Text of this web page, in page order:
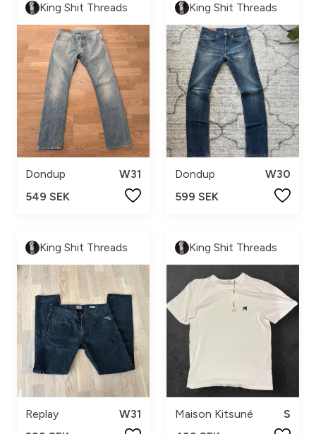
King Shit Threads
Dondup
W31
549 SEK
King Shit Threads
Dondup
W30
599 SEK
King Shit Threads
Replay
W31
King Shit Threads
Maison Kitsuné
S